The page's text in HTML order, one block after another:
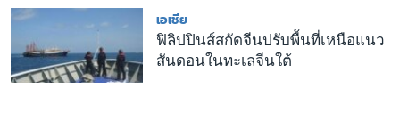
เอเชีย
ฟิลิปปินส์สกัดจีนปรับพื้นที่เหนือแนว
สันดอนในทะเลจีนใต้